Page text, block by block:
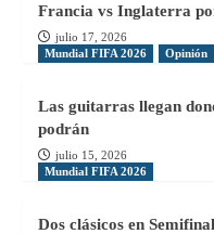
Francia vs Inglaterra
julio 17, 2026
Mundial FIFA 2026
Opinión
Las guitarras llegan
podrán
julio 15, 2026
Mundial FIFA 2026
Dos clásicos en